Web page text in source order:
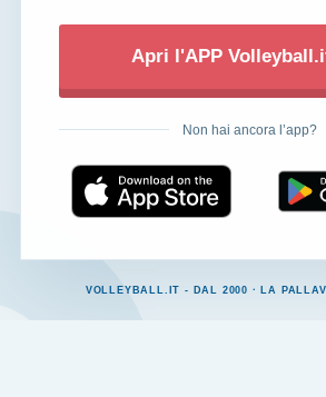
Apri l'APP
Non hai ancora l’app?
VOLLEYBALL.IT - DAL 2000 · LA